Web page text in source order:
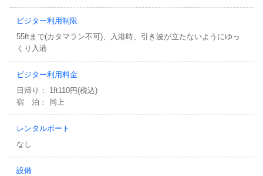
ビジター利用制限
55ftまで(カタマラン不可)、入港時、引き波が立たないようにゆっ
くり入港
ビジター利用料金
日帰り： 1ft110円(税込)
宿 泊： 同上
レンタルボート
なし
設備